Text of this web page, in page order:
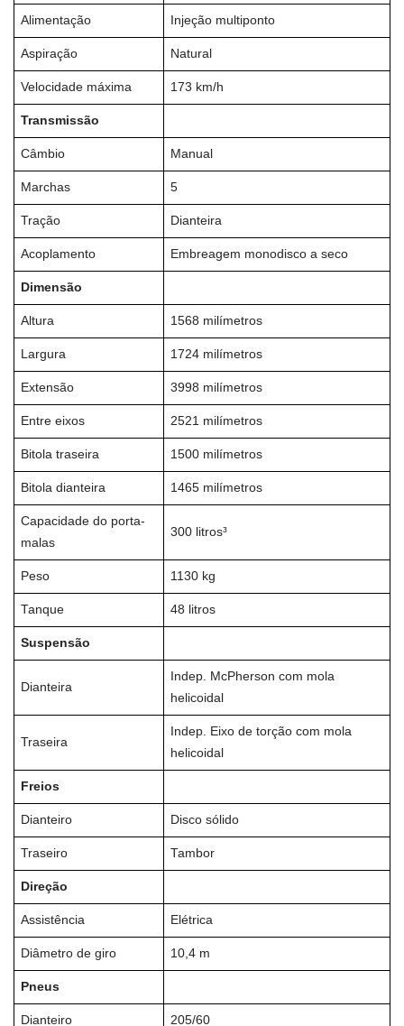
Alimentação Injeção multiponto
Aspiração Natural
Velocidade máxima 173 km/h
Transmissão
Câmbio Manual
Marchas 5
Tração Dianteira
Acoplamento Embreagem monodisco a seco
Dimensão
Altura 1568 milímetros
Largura 1724 milímetros
Extensão 3998 milímetros
Entre eixos 2521 milímetros
Bitola traseira 1500 milímetros
Bitola dianteira 1465 milímetros
Capacidade do porta-
malas
300 litros³
Peso 1130 kg
Tanque 48 litros
Suspensão
Dianteira
Indep. McPherson com mola
helicoidal
Traseira
Indep. Eixo de torção com mola
helicoidal
Freios
Dianteiro Disco sólido
Traseiro Tambor
Direção
Assistência Elétrica
Diâmetro de giro 10,4 m
Pneus
Dianteiro 205/60